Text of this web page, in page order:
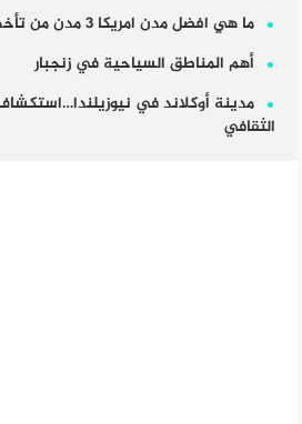
ما هي افضل مدن امريكا 3 مدن من تأخذك إلى عالم الخيال
أهم المناطق السياحية في زنجبار
مدينة أوكلاند في
الثقافي